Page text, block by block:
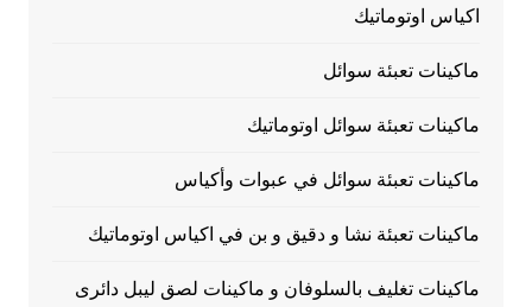
اكياس اوتوماتيك
ماكينات تعبئة سوائل
ماكينات تعبئة سوائل اوتوماتيك
ماكينات تعبئة سوائل في عبوات وأكياس
ماكينات تعبئة نشا و دقيق و بن في اكياس اوتوماتيك
ماكينات تغليف بالسلوفان و ماكينات لصق ليبل دائرى